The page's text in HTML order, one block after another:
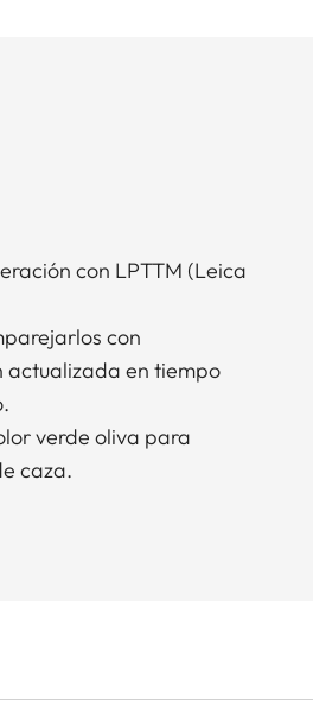
con LPTTM (Leica
con
actualizada en tiempo
verde oliva para
caza.